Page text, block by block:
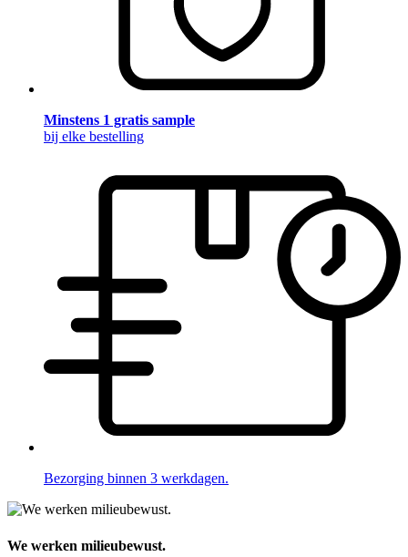
Minstens 1 gratis sample
bij elke bestelling
Bezorging binnen 3 werkdagen.
We werken milieubewust.